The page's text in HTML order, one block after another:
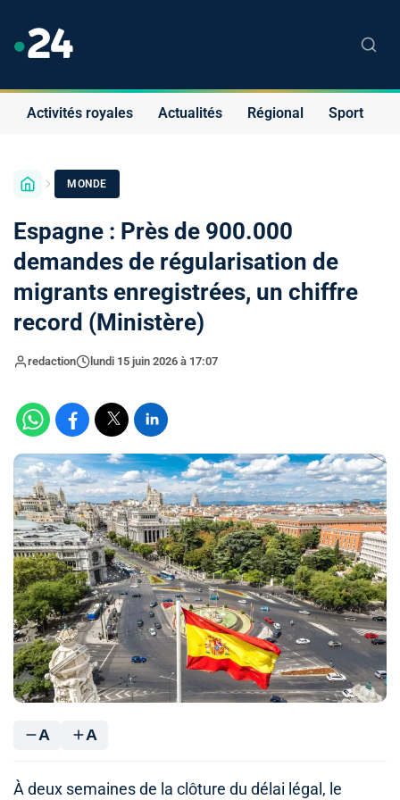
Activités royales Actualités Régional Sport
MONDE
Espagne : Près de 900.000
demandes de régularisation de
migrants enregistrées, un chiffre
record (Ministère)
redaction lundi 15 juin 2026 à 17:07
A A
À deux semaines de la clôture du délai légal, le